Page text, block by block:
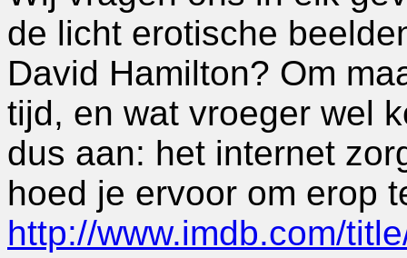
de licht erotische
David Hamilton? Om
tijd, en wat vroeger wel
dus aan: het internet
hoed je ervoor om erop
http://www.imdb.com/